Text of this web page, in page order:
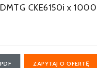
CKE6150i x 1000
ZAPYTAJ O OFERTĘ